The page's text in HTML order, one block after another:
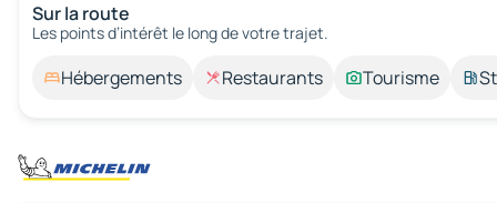
Sur la route
Les points d’intérêt le long de votre trajet.
Hébergements Restaurants Tourisme